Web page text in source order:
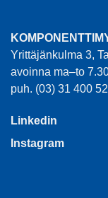
Yrittäjänkulma 3,
avoinna ma–to
puh. (03) 31 400
Linkedin
Instagram